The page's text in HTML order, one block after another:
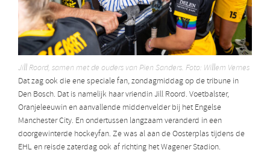
Jill Roord, samen met de ouders van Pien Sanders. Foto: Willem Vernes
Dat zag ook die ene speciale fan, zondagmiddag op de tribune in
Den Bosch. Dat is namelijk haar vriendin Jill Roord. Voetbalster,
Oranjeleeuwin en aanvallende middenvelder bij het Engelse
Manchester City. En ondertussen langzaam veranderd in een
doorgewinterde hockeyfan. Ze was al aan de Oosterplas tijdens de
EHL en reisde zaterdag ook af richting het Wagener Stadion.